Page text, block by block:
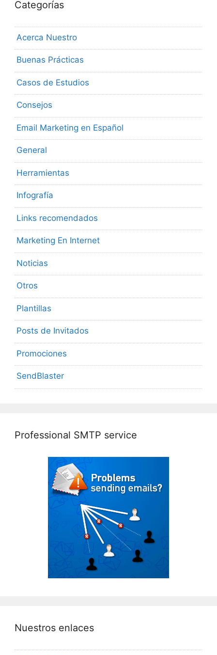
Categorías
Acerca Nuestro
Buenas Prácticas
Casos de Estudios
Consejos
Email Marketing en Español
General
Herramientas
Infografía
Links recomendados
Marketing En Internet
Noticias
Otros
Plantillas
Posts de Invitados
Promociones
SendBlaster
Professional SMTP service
Nuestros enlaces